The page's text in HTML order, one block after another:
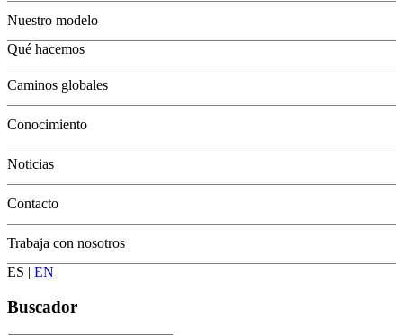
Nuestro modelo
Qué hacemos
Jóvenes
Adultos
Grandes
Conservación
Caminos globales
Conocimiento
Noticias
Contacto
Trabaja con nosotros
ES | EN
Buscador